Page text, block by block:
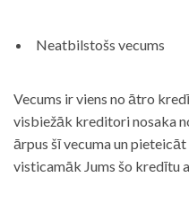
Neatbilstošs vecums
Vecums ir viens no ātro
visbiežāk kreditori nosaka
ārpus šī vecuma un
visticamāk Jums šo kredītu